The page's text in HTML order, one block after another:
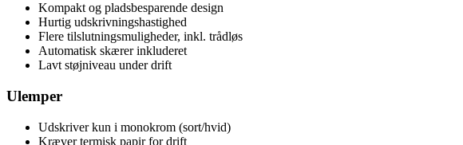
Kompakt og pladsbesparende design
Hurtig udskrivningshastighed
Flere tilslutningsmuligheder, inkl. trådløs
Automatisk skærer inkluderet
Lavt støjniveau under drift
Ulemper
Udskriver kun i monokrom (sort/hvid)
Kræver termisk papir for drift